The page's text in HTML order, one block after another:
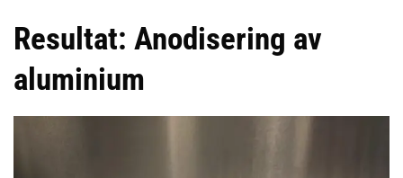
Resultat: Anodisering av
aluminium